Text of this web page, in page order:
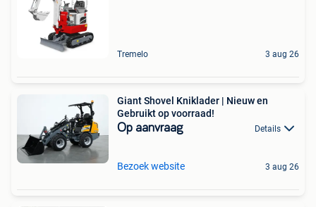
Tremelo 3 aug 26
Giant Shovel Kniklader | Nieuw en
Gebruikt op voorraad!
Op aanvraag Details
Bezoek website 3 aug 26